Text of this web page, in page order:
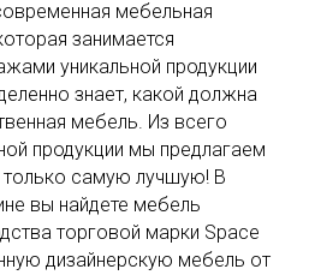
мебельная
занимается
уникальной продукции
знает, какой должна
мебель. Из всего
продукции мы предлагаем
только самую лучшую! В
вы найдете мебель
торговой марки Space
дизайнерскую мебель от